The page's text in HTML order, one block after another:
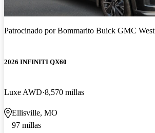
Patrocinado porBommarito Buick GMC
2026 INFINITI QX60
Luxe AWD 8,570 millas
Ellisville, MO
97 millas